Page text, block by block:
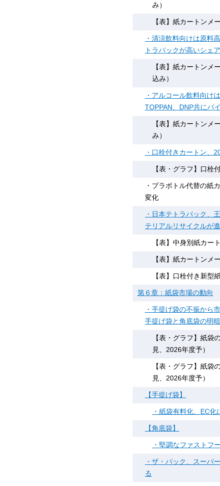
み）
【表】紙カートンメ
・清涼飲料向けは原料
トラパックが高いシェア
【表】紙カートン
込み）
・アルコール飲料向
TOPPAN、DNP共にバ
【表】紙カートン
み）
・口栓付きカートン、
【表・グラフ】口栓
・プラボトル代替の紙
変化
・日本テトラパック、
テリアルリサイクルが
【表】中身別紙カー
【表】紙カートンメ
【表】口栓付き新型
第６章：紙袋市場の動向
・手提げ袋の不振から
手提げ袋と角底袋の明
【表・グラフ】紙
見、2026年度予）
【表・グラフ】紙
見、2026年度予）
【手提げ袋】
・紙袋有料化、EC
【角底袋】
・堅調なファストフ
・ザ・パック、スーパ
る